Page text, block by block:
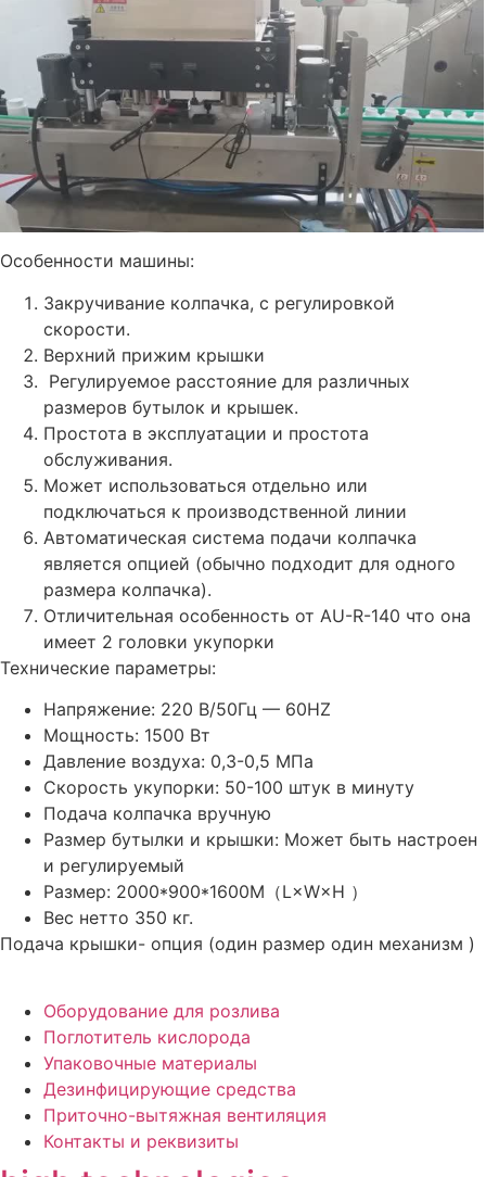
Особенности машины:
Закручивание колпачка, с регулировкой
скорости.
Верхний прижим крышки
Регулируемое расстояние для различных
размеров бутылок и крышек.
Простота в эксплуатации и простота
обслуживания.
Может использоваться отдельно или
подключаться к производственной линии
Автоматическая система подачи колпачка
является опцией (обычно подходит для одного
размера колпачка).
Отличительная особенность от AU-R-140 что она
имеет 2 головки укупорки
Технические параметры:
Напряжение: 220 В/50Гц — 60HZ
Мощность: 1500 Вт
Давление воздуха: 0,3-0,5 МПа
Скорость укупорки: 50-100 штук в минуту
Подача колпачка вручную
Размер бутылки и крышки: Может быть настроен
и регулируемый
Размер: 2000*900*1600M（L×W×H ）
Вес нетто 350 кг.
Подача крышки- опция (один размер один механизм )
Оборудование для розлива
Поглотитель кислорода
Упаковочные материалы
Дезинфицирующие средства
Приточно-вытяжная вентиляция
Контакты и реквизиты